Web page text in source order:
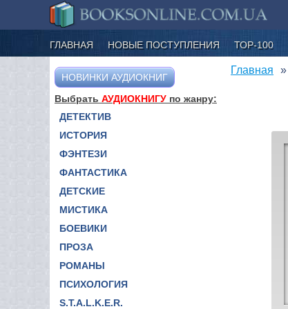
ГЛАВНАЯ НОВЫЕ ПОСТУПЛЕНИЯ ТОР-100
НОВИНКИ АУДИОКНИГ
Выбрать АУДИОКНИГУ по жанру:
ДЕТЕКТИВ
ИСТОРИЯ
ФЭНТЕЗИ
ФАНТАСТИКА
ДЕТСКИЕ
МИСТИКА
БОЕВИКИ
ПРОЗА
РОМАНЫ
ПСИХОЛОГИЯ
S.T.A.L.K.E.R.
Главная